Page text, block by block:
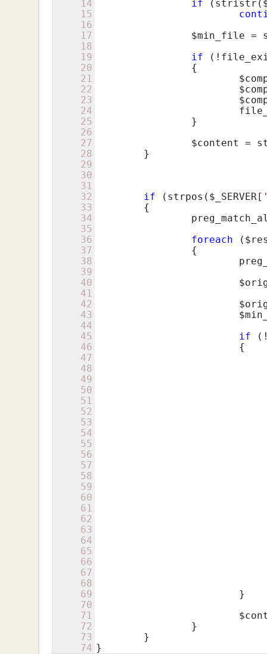
14
15
16
17
18
19
20
21
22
23
24
25
26
27
28
29
30
31
32
33
34
35
36
37
38
39
40
41
42
43
44
45
46
47
48
49
50
51
52
53
54
55
56
57
58
59
60
61
62
63
64
65
66
67
68
69
70
71
72
73
74
if (stristr(
$min_file =
if
$content
=
if (strpos( $_SERVER [
foreach (
if
}